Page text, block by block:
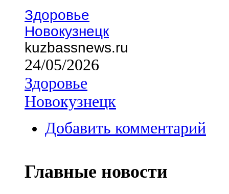
Здоровье
Новокузнецк
kuzbassnews.ru
24/05/2026
Здоровье
Новокузнецк
Добавить комментарий
Главные новости